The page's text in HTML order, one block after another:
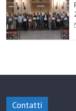
Contatti